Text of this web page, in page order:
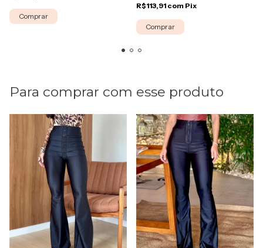
Comprar
R$113,91 com Pix
Comprar
Para comprar com esse produto